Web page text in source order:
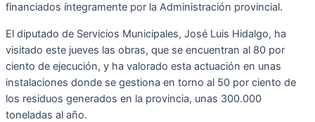
financiados íntegramente por la Administración provincial.
El diputado de Servicios Municipales, José Luis Hidalgo, ha
visitado este jueves las obras, que se encuentran al 80 por
ciento de ejecución, y ha valorado esta actuación en unas
instalaciones donde se gestiona en torno al 50 por ciento de
los residuos generados en la provincia, unas 300.000
toneladas al año.